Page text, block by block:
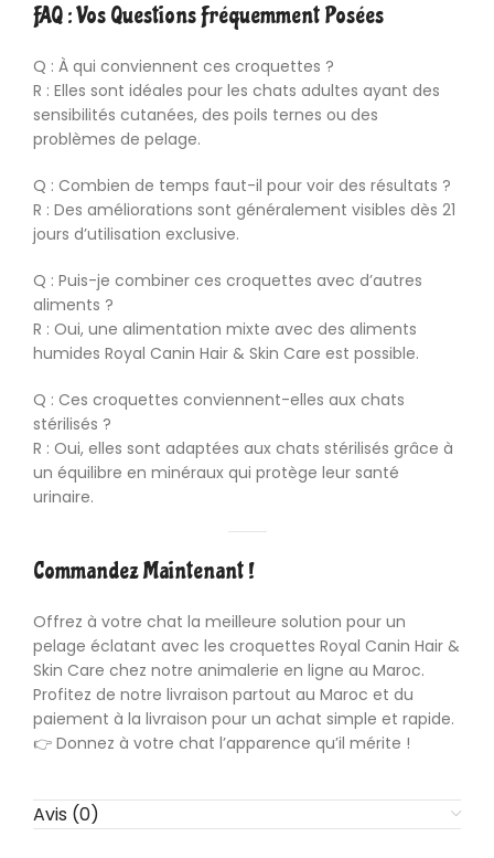
FAQ : Vos Questions Fréquemment Posées
Q : À qui conviennent ces croquettes ?
R : Elles sont idéales pour les chats adultes ayant des
sensibilités cutanées, des poils ternes ou des
problèmes de pelage.
Q : Combien de temps faut-il pour voir des résultats ?
R : Des améliorations sont généralement visibles dès 21
jours d’utilisation exclusive.
Q : Puis-je combiner ces croquettes avec d’autres
aliments ?
R : Oui, une alimentation mixte avec des aliments
humides Royal Canin Hair & Skin Care est possible.
Q : Ces croquettes conviennent-elles aux chats
stérilisés ?
R : Oui, elles sont adaptées aux chats stérilisés grâce à
un équilibre en minéraux qui protège leur santé
urinaire.
Commandez Maintenant !
Offrez à votre chat la meilleure solution pour un
pelage éclatant avec les croquettes Royal Canin Hair &
Skin Care chez notre animalerie en ligne au Maroc.
Profitez de notre livraison partout au Maroc et du
paiement à la livraison pour un achat simple et rapide.
👉 Donnez à votre chat l’apparence qu’il mérite !
Avis (0)